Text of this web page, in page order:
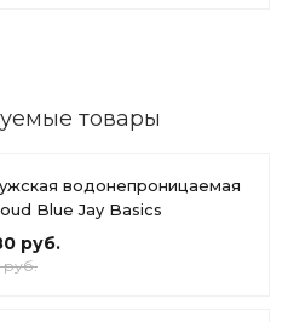
товары
водонепроницаемая
Blue Jay Basics
руб.
руб.